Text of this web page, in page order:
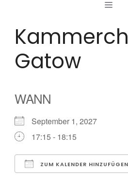
springen
MENÜ
Gatow
WANN
September 1, 2027
17:15 - 18:15
ZUM KALENDER HINZUFÜGEN